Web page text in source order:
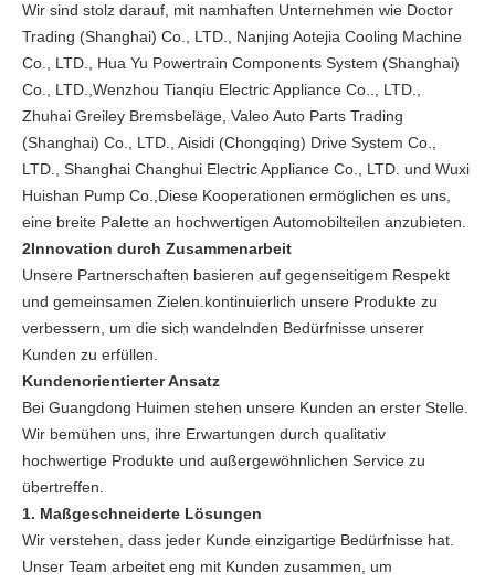
Wir sind stolz darauf, mit namhaften Unternehmen wie Doctor
Trading (Shanghai) Co., LTD., Nanjing Aotejia Cooling Machine
Co., LTD., Hua Yu Powertrain Components System (Shanghai)
Co., LTD.,Wenzhou Tianqiu Electric Appliance Co.., LTD.,
Zhuhai Greiley Bremsbeläge, Valeo Auto Parts Trading
(Shanghai) Co., LTD., Aisidi (Chongqing) Drive System Co.,
LTD., Shanghai Changhui Electric Appliance Co., LTD. und Wuxi
Huishan Pump Co.,Diese Kooperationen ermöglichen es uns,
eine breite Palette an hochwertigen Automobilteilen anzubieten.
2Innovation durch Zusammenarbeit
Unsere Partnerschaften basieren auf gegenseitigem Respekt
und gemeinsamen Zielen.kontinuierlich unsere Produkte zu
verbessern, um die sich wandelnden Bedürfnisse unserer
Kunden zu erfüllen.
Kundenorientierter Ansatz
Bei Guangdong Huimen stehen unsere Kunden an erster Stelle.
Wir bemühen uns, ihre Erwartungen durch qualitativ
hochwertige Produkte und außergewöhnlichen Service zu
übertreffen.
1. Maßgeschneiderte Lösungen
Wir verstehen, dass jeder Kunde einzigartige Bedürfnisse hat.
Unser Team arbeitet eng mit Kunden zusammen, um